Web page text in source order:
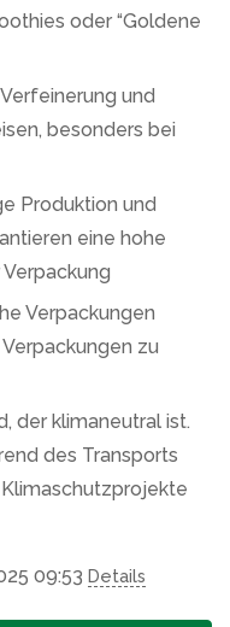
oder “Goldene
und
besonders bei
Produktion und
eine hohe
Verpackungen
zu
der klimaneutral ist.
des Transports
09:53 Details